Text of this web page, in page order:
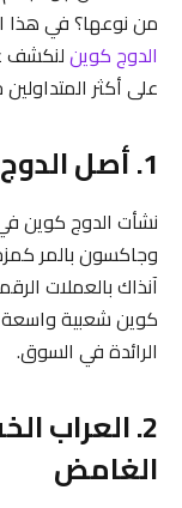
من نوعها؟ في
الدوج كوين
على أكثر
1. أصل الدوج كوين وتاريخ نشأتها
وجاكسون بالمر
آنذاك بالعملات
كوين شعبية
الرائدة في السوق.
2. العراب
الغامض